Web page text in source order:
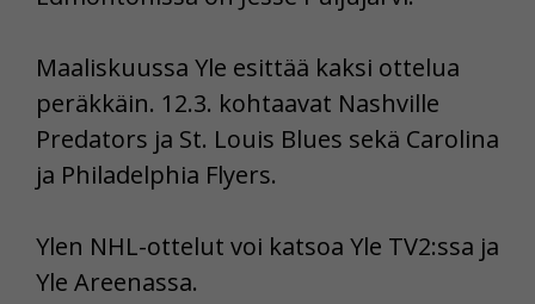
Maaliskuussa Yle esittää kaksi ottelua
peräkkäin. 12.3. kohtaavat Nashville
Predators ja St. Louis Blues sekä Carolina
ja Philadelphia Flyers.
Ylen NHL-ottelut voi katsoa Yle TV2:ssa ja
Yle Areenassa.